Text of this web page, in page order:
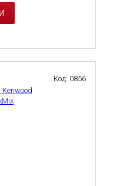
Код: 0856